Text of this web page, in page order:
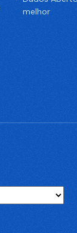
melhor